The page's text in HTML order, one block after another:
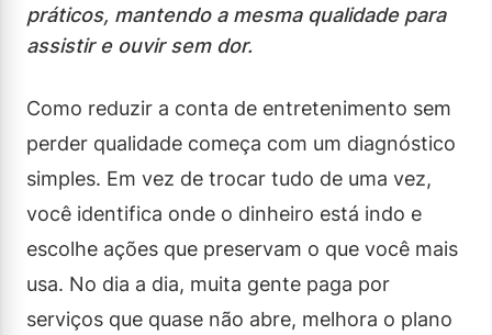
práticos, mantendo a mesma qualidade para
assistir e ouvir sem dor.
Como reduzir a conta de entretenimento sem
perder qualidade começa com um diagnóstico
simples. Em vez de trocar tudo de uma vez,
você identifica onde o dinheiro está indo e
escolhe ações que preservam o que você mais
usa. No dia a dia, muita gente paga por
serviços que quase não abre, melhora o plano